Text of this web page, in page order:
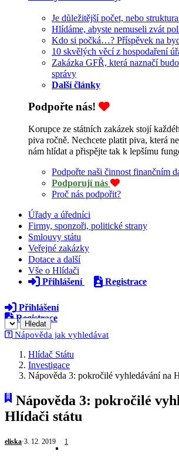
Je důležitější počet, nebo
Hlídáme, abyste nemuseli zvát
Kdo si počká…? Příspěvek na
10 skvělých věcí z hospodaření
Zakázka GFŘ, která naznačí
správy
Další články
Podpořte nás!
Korupce ze státních zakázek stojí
piva ročně. Nechcete platit piva, která
nám hlídat a přispějte tak k lepšímu
Podpořte naši činnost finančním
Podporují nás
Proč nás podpořit?
Úřady a úředníci
Firmy, sponzoři, politické strany
Smlouvy státu
Veřejné zakázky
Dotace a další
Vše o Hlídači
Přihlášení
Registrace
Přihlášení
Registrace
Hledat
Nápověda jak vyhledávat
Hlídač Státu
Investigace
Nápověda 3: pokročilé vyhledávání na
Nápověda 3: pokročilé
Hlídači státu
eliska·3. 12. 2019 1